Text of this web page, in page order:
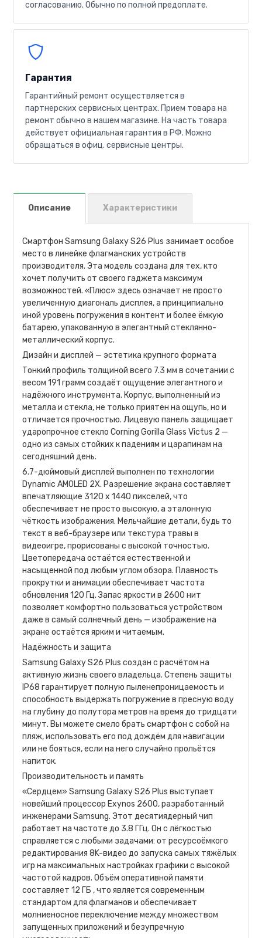
согласованию. Обычно по полной предоплате.
Гарантия
Гарантийный ремонт осуществляется в
партнерских сервисных центрах. Прием товара на
ремонт обычно в нашем магазине. На часть товара
действует официальная гарантия в РФ. Можно
обращаться в офиц. сервисные центры.
Описание Характеристики
Смартфон Samsung Galaxy S26 Plus занимает особое
место в линейке флагманских устройств
производителя. Эта модель создана для тех, кто
хочет получить от своего гаджета максимум
возможностей. «Плюс» здесь означает не просто
увеличенную диагональ дисплея, а принципиально
иной уровень погружения в контент и более ёмкую
батарею, упакованную в элегантный стеклянно-
металлический корпус.
Дизайн и дисплей — эстетика крупного формата
Тонкий профиль толщиной всего 7.3 мм в сочетании с
весом 191 грамм создаёт ощущение элегантного и
надёжного инструмента. Корпус, выполненный из
металла и стекла, не только приятен на ощупь, но и
отличается прочностью. Лицевую панель защищает
ударопрочное стекло Corning Gorilla Glass Victus 2 —
одно из самых стойких к падениям и царапинам на
сегодняшний день.
6.7-дюймовый дисплей выполнен по технологии
Dynamic AMOLED 2X. Разрешение экрана составляет
впечатляющие 3120 х 1440 пикселей, что
обеспечивает не просто высокую, а эталонную
чёткость изображения. Мельчайшие детали, будь то
текст в веб-браузере или текстура травы в
видеоигре, прорисованы с высокой точностью.
Цветопередача остаётся естественной и
насыщенной под любым углом обзора. Плавность
прокрутки и анимации обеспечивает частота
обновления 120 Гц. Запас яркости в 2600 нит
позволяет комфортно пользоваться устройством
даже в самый солнечный день — изображение на
экране остаётся ярким и читаемым.
Надёжность и защита
Samsung Galaxy S26 Plus создан с расчётом на
активную жизнь своего владельца. Степень защиты
IP68 гарантирует полную пыленепроницаемость и
способность выдержать погружение в пресную воду
на глубину до полутора метров на время до тридцати
минут. Вы можете смело брать смартфон с собой на
пляж, использовать его под дождём для навигации
или не бояться, если на него случайно прольётся
напиток.
Производительность и память
«Сердцем» Samsung Galaxy S26 Plus выступает
новейший процессор Exynos 2600, разработанный
инженерами Samsung. Этот десятиядерный чип
работает на частоте до 3.8 ГГц. Он с лёгкостью
справляется с любыми задачами: от ресурсоёмкого
редактирования 8K-видео до запуска самых тяжёлых
игр на максимальных настройках графики с высокой
частотой кадров. Объём оперативной памяти
составляет 12 ГБ , что является современным
стандартом для флагманов и обеспечивает
молниеносное переключение между множеством
запущенных приложений и безупречную